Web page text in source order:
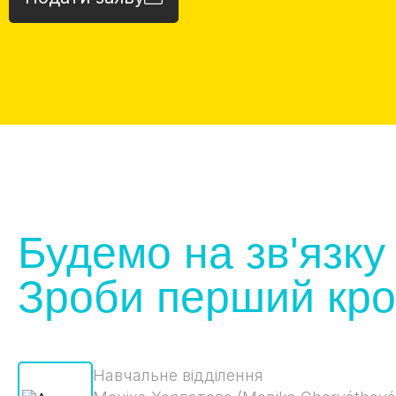
Будемо на зв'язку
Зроби перший
Навчальне відділення